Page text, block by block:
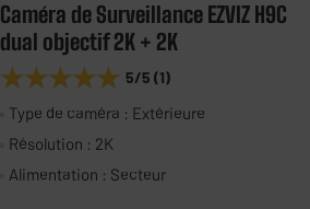
Caméra de Surveillance EZVIZ H9C
dual objectif 2K + 2K
★★★★★
★★★★★ 5/5 (1)
Type de caméra : Extérieure
Résolution : 2K
Alimentation : Secteur